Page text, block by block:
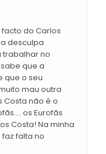
do Carlos
desculpa
no
que a
que o seu
mau outra
Costa não é o
os Eurofãs
Costa! Na minha
falta no